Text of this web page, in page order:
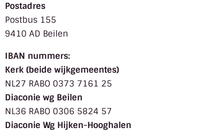
Postadres
Postbus 155
9410 AD Beilen
IBAN nummers:
Kerk (beide wijkgemeentes)
NL27 RABO 0373 7161 25
Diaconie wg Beilen
NL36 RABO 0306 5824 57
Diaconie Wg Hijken-Hooghalen